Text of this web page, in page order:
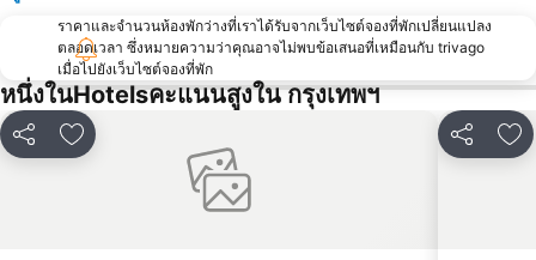
เทอร์มินอล 21
เอ็มอาร์ที สีลม
บีทีเอส อ่อนนุช
บีทีเอส เพลินจิต
เซ็นทรัลเวิลด์
สนามหลวง
ราคาและจำนวนห้องพักว่างที่เราได้รับจากเว็บไซต์จองที่พักเปลี่ยนแปลง
ตลอดเวลา ซึ่งหมายความว่าคุณอาจไม่พบข้อเสนอที่เหมือนกับ trivago
เมื่อไปยังเว็บไซต์จองที่พัก
หนึ่งในHotelsคะแนนสูงใน กรุงเทพฯ
แชร์ เพิ่มในรายการโปรด แชร์ เพิ่